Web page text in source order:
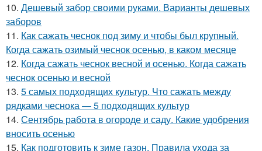
10. Дешевый забор своими руками. Варианты дешевых
заборов
11. Как сажать чеснок под зиму и чтобы был крупный.
Когда сажать озимый чеснок осенью, в каком месяце
12. Когда сажать чеснок весной и осенью. Когда сажать
чеснок осенью и весной
13. 5 самых подходящих культур. Что сажать между
рядками чеснока — 5 подходящих культур
14. Сентябрь работа в огороде и саду. Какие удобрения
вносить осенью
15. Как подготовить к зиме газон. Правила ухода за